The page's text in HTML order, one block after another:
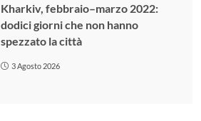
Kharkiv, febbraio–marzo 2022:
dodici giorni che non hanno
spezzato la città
3 Agosto 2026